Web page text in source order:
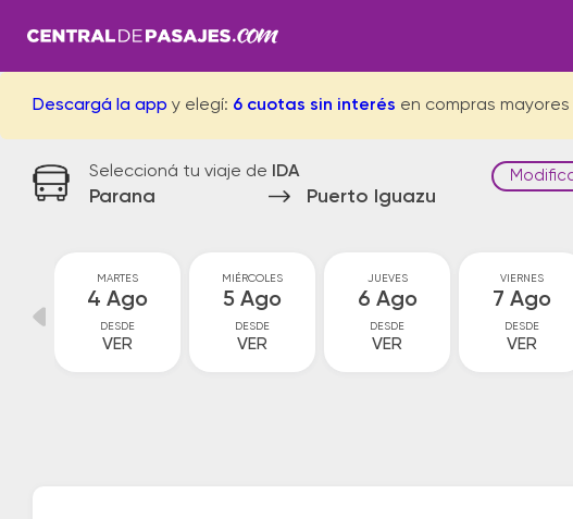
Descargá la app y elegí: 6 cuotas sin interés en compras mayores
Seleccioná tu viaje de IDA
Parana Puerto Iguazu
MARTES
4 Ago
DESDE
VER
MIÉRCOLES
5 Ago
DESDE
VER
JUEVES
6 Ago
DESDE
VER
VIERNES
7 Ago
DESDE
VER